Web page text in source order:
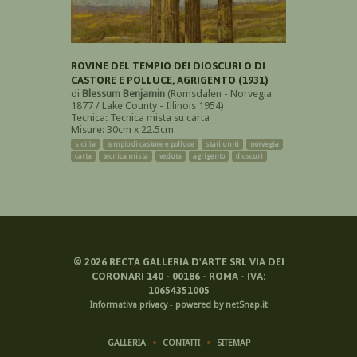
ROVINE DEL TEMPIO DEI DIOSCURI O DI
CASTORE E POLLUCE, AGRIGENTO (1931)
di Blessum Benjamin (Romsdalen - Norvegia
1877 / Lake County - Illinois 1954)
Tecnica: Tecnica mista su carta
Misure: 30cm x 22.5cm
sicilia tempio di castore e polluce stati uniti
norvegia
carta
tecnica mista veduta agrigento dioscuri
© 2026RECTA GALLERIA D'ARTE SRL VIA DEI
CORONARI 140 - 00186 - ROMA - IVA:
10654351005
Informativa privacy- powered by netSnap.it
GALLERIA CONTATTI SITEMAP